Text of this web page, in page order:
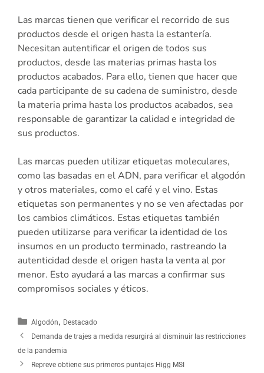
Las marcas tienen que verificar el recorrido de sus
productos desde el origen hasta la estantería.
Necesitan autentificar el origen de todos sus
productos, desde las materias primas hasta los
productos acabados. Para ello, tienen que hacer que
cada participante de su cadena de suministro, desde
la materia prima hasta los productos acabados, sea
responsable de garantizar la calidad e integridad de
sus productos.
Las marcas pueden utilizar etiquetas moleculares,
como las basadas en el ADN, para verificar el algodón
y otros materiales, como el café y el vino. Estas
etiquetas son permanentes y no se ven afectadas por
los cambios climáticos. Estas etiquetas también
pueden utilizarse para verificar la identidad de los
insumos en un producto terminado, rastreando la
autenticidad desde el origen hasta la venta al por
menor. Esto ayudará a las marcas a confirmar sus
compromisos sociales y éticos.
Algodón, Destacado
Demanda de trajes a medida resurgirá al disminuir las restricciones
de la pandemia
Repreve obtiene sus primeros puntajes Higg MSI